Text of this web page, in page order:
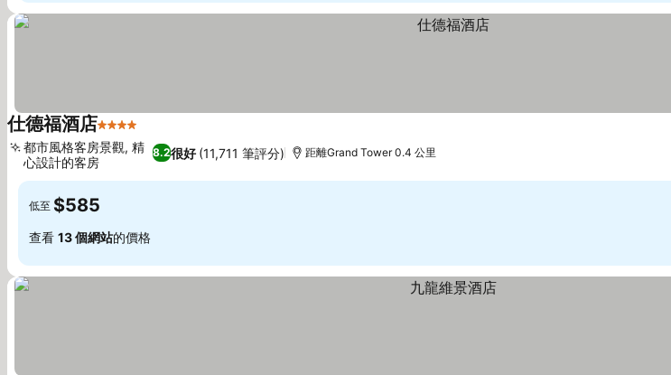
仕德福酒店4 星級
8.2很好 (11,711 筆評分)
都市風格客房景觀, 精
心設計的客房
距離Grand Tower 0.4 公里
低至 $585
查看 13 個網站的價格